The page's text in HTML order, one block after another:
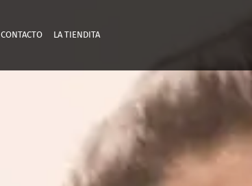
CONTACTO LA TIENDITA